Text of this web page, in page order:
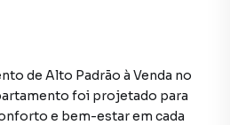
de Alto Padrão à Venda no
foi projetado para
e bem-estar em cada